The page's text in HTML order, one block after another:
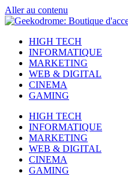
Aller au contenu
HIGH TECH
INFORMATIQUE
MARKETING
WEB & DIGITAL
CINEMA
GAMING
HIGH TECH
INFORMATIQUE
MARKETING
WEB & DIGITAL
CINEMA
GAMING